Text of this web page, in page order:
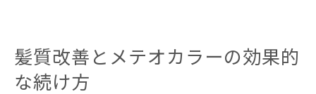
髪質改善とメテオカラーの効果的
な続け方